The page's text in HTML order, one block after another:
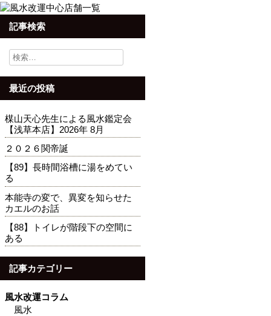
記事検索
検
索:
最近の投稿
楳山天心先生による風水鑑定会
【浅草本店】2026年 8月
２０２６関帝誕
【89】長時間浴槽に湯をめてい
る
本能寺の変で、異変を知らせた
カエルのお話
【88】トイレが階段下の空間に
ある
記事カテゴリー
風水改運コラム
風水